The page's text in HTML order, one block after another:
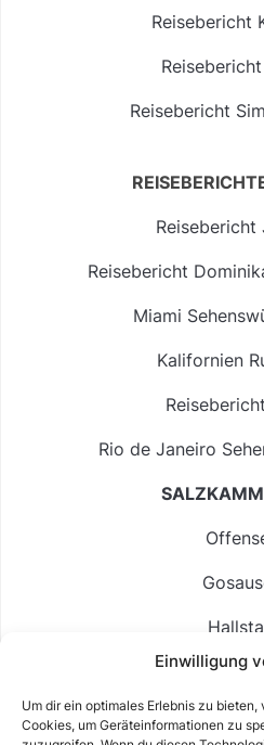
Einwilligung
Um dir ein optimales Erlebnis zu
Cookies, um Geräteinformationen zu
Reisebericht
Reisebericht
Reisebericht
Reisebericht
Miami
Kalifornien
Rio de Janeiro